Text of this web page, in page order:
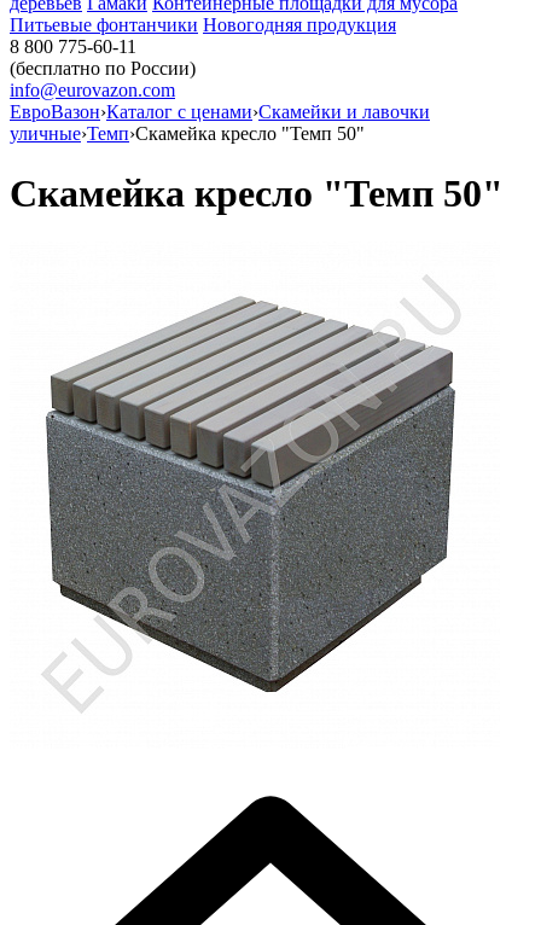
Питьевые фонтанчики Новогодняя продукция
8 800 775-60-11
(бесплатно по России)
info@eurovazon.com
ЕвроВазон›Каталог с ценами›Скамейки и лавочки
уличные›Темп›Скамейка кресло "Темп 50"
Скамейка кресло "Темп 50"